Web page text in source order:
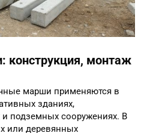
конструкция, монтаж
марши применяются в
зданиях,
подземных сооружениях. В
или деревянных